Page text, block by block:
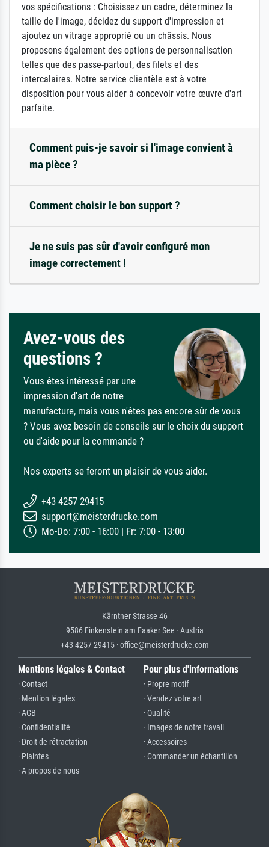
vos spécifications : Choisissez un cadre, déterminez la
taille de l'image, décidez du support d'impression et
ajoutez un vitrage approprié ou un châssis. Nous
proposons également des options de personnalisation
telles que des passe-partout, des filets et des
intercalaires. Notre service clientèle est à votre
disposition pour vous aider à concevoir votre œuvre d'art
parfaite.
Comment puis-je savoir si l'image convient à
ma pièce ?
Comment choisir le bon support ?
Je ne suis pas sûr d'avoir configuré mon
image correctement !
Avez-vous des
questions ?
Vous êtes intéressé par une
impression d'art de notre
manufacture, mais vous n'êtes pas encore sûr de vous
? Vous avez besoin de conseils sur le choix du support
ou d'aide pour la commande ?
Nos experts se feront un plaisir de vous aider.
+43 4257 29415
support@meisterdrucke.com
Mo-Do: 7:00 - 16:00 | Fr: 7:00 - 13:00
Kärntner Strasse 46
9586 Finkenstein am Faaker See · Austria
+43 4257 29415 · office@meisterdrucke.com
Mentions légales & Contact
· Contact
· Mention légales
· AGB
· Confidentialité
· Droit de rétractation
· Plaintes
· A propos de nous
Pour plus d'informations
· Propre motif
· Vendez votre art
· Qualité
· Images de notre travail
· Accessoires
· Commander un échantillon